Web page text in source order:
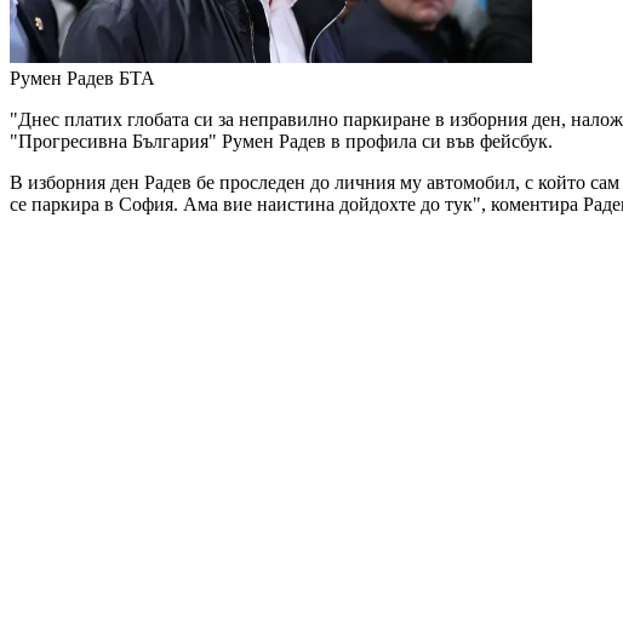
Румен Радев БТА
"Днес платих глобата си за неправилно паркиране в изборния ден,
"Прогресивна България" Румен Радев в профила си във фейсбук.
В изборния ден Радев бе проследен до личния му автомобил, с който
се паркира в София. Ама вие наистина дойдохте до тук", коментира